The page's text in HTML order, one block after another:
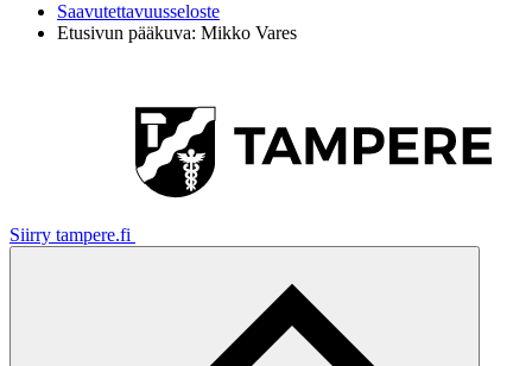
Saavutettavuusseloste
Etusivun pääkuva: Mikko Vares
Siirry tampere.fi